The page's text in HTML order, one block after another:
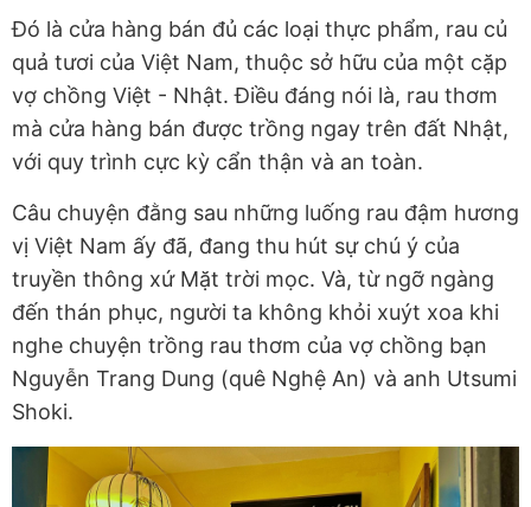
Đó là cửa hàng bán đủ các loại thực phẩm, rau củ
quả tươi của Việt Nam, thuộc sở hữu của một cặp
vợ chồng Việt - Nhật. Điều đáng nói là, rau thơm
mà cửa hàng bán được trồng ngay trên đất Nhật,
với quy trình cực kỳ cẩn thận và an toàn.
Câu chuyện đằng sau những luống rau đậm hương
vị Việt Nam ấy đã, đang thu hút sự chú ý của
truyền thông xứ Mặt trời mọc. Và, từ ngỡ ngàng
đến thán phục, người ta không khỏi xuýt xoa khi
nghe chuyện trồng rau thơm của vợ chồng bạn
Nguyễn Trang Dung (quê Nghệ An) và anh Utsumi
Shoki.